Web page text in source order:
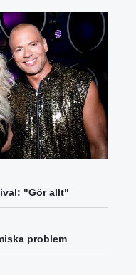
"Gör allt"
problem